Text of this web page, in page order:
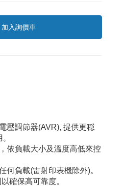
加入詢價車
壓調節器(AVR), 提供更穏
依負載大小及溫度高低來控
何負載(雷射印表機除外)。
確保高可靠度。